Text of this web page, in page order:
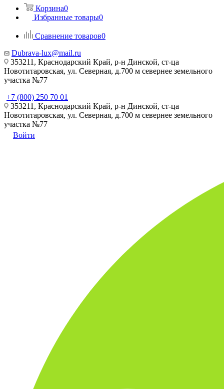
Корзина0
Избранные товары0
Сравнение товаров0
Dubrava-lux@mail.ru
353211, Краснодарский Край, р-н Динской, ст-ца
Новотитаровская, ул. Северная, д.700 м севернее земельного
участка №77
+7 (800) 250 70 01
353211, Краснодарский Край, р-н Динской, ст-ца
Новотитаровская, ул. Северная, д.700 м севернее земельного
участка №77
Войти